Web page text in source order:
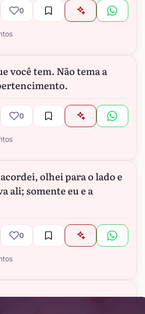
0
você tem. Não tema a
0
olhei para o lado e
ali; somente eu e a
0